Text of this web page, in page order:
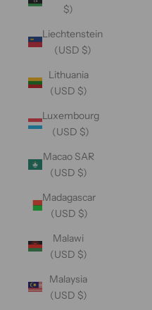
$)
Liechtenstein
(USD $)
Lithuania
(USD $)
Luxembourg
(USD $)
Macao SAR
(USD $)
Madagascar
(USD $)
Malawi
(USD $)
Malaysia
(USD $)